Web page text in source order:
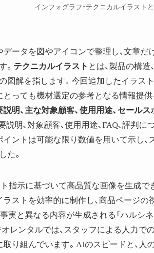
インフォグラフ・テクニカルイラスト
データを図やアイコンで整理し、文章
。 テクニカルイラスト とは、製品の構造
図解を指します。今回追加したイラス
とっても機材選定の参考となる情報提供
明、主な対象顧客、使用用途、セール
説明、対象顧客、使用用途、FAQ、評判
イントは可能な限り数値を用いて示し
た。
ト指示に基づいて高品質な画像を生成で
ストを効率的に制作し、商品ページの
実と異なる内容が生成される「ハルシ
レンタルでは、スタッフによる人力で
取り組んでいます。AIのスピードと、